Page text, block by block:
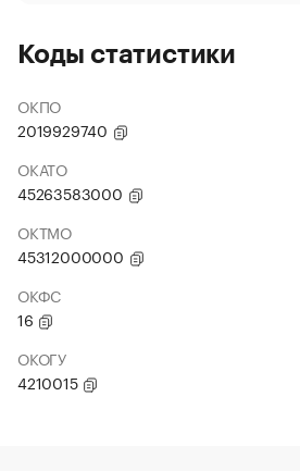
Коды статистики
ОКПО
2019929740
ОКАТО
45263583000
ОКТМО
45312000000
ОКФС
16
ОКОГУ
4210015